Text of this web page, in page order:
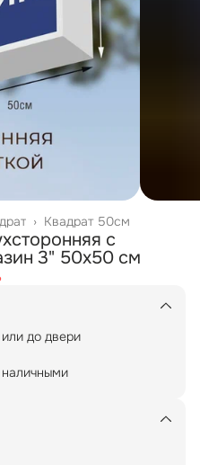
Квадрат 50см
›
с
3" 50х50 см
до двери